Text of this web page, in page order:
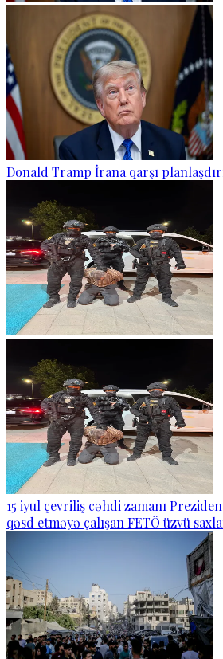
Donald Tramp İrana qarşı
15 iyul çevriliş cəhdi zamanı
qəsd etməyə çalışan FETÖ üzvü